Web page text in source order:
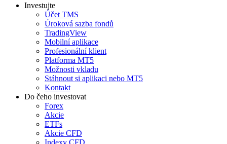
Investujte
Účet TMS
Úroková sazba fondů
TradingView
Mobilní aplikace
Profesionální klient
Platforma MT5
Možnosti vkladu
Stáhnout si aplikaci nebo MT5
Kontakt
Do čeho investovat
Forex
Akcie
ETFs
Akcie CFD
Indexy CFD